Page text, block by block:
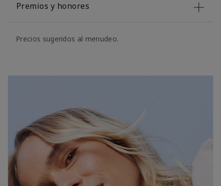
Premios y honores
Precios sugeridos al menudeo.